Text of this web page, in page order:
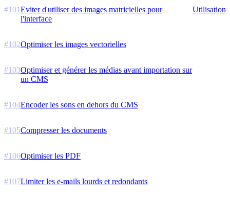
#101Eviter d'utiliser des images matricielles pour
l'interface
Utilisation
#102Optimiser les images vectorielles
#103Optimiser et générer les médias avant importation sur
un CMS
#104Encoder les sons en dehors du CMS
#105Compresser les documents
#106Optimiser les PDF
#107Limiter les e-mails lourds et redondants